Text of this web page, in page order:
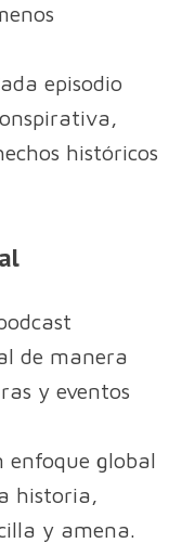
episodio
históricos
de manera
y eventos
enfoque global
historia,
y amena.